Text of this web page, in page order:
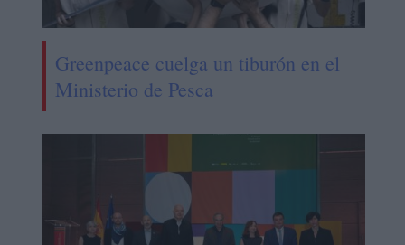
Greenpeace cuelga un tiburón en el
Ministerio de Pesca